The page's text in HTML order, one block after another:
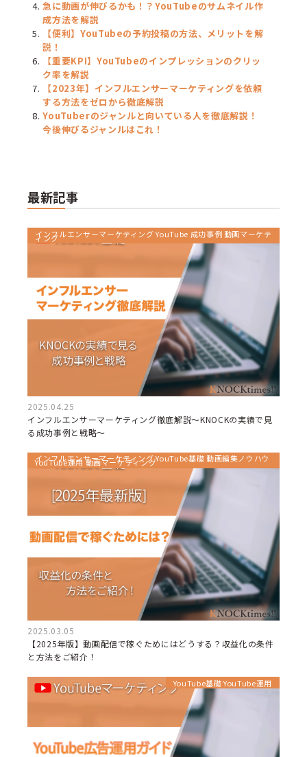
急に動画が伸びるかも！？YouTubeのサムネイル作
成方法を解説
【便利】YouTubeの予約投稿の方法、メリットを解
説！
【重要KPI】YouTubeのインプレッションのクリッ
ク率を解説
【2023年】インフルエンサーマーケティングを依頼
する方法をゼロから徹底解説
YouTuberのジャンルと向いている人を徹底解説！
今後伸びるジャンルはこれ！
最新記事
インフルエンサーマーケティング YouTube 成功事例 動画マーケテ
ィング
2025.04.25
インフルエンサーマーケティング徹底解説～KNOCKの実績で見
る成功事例と戦略～
インフルエンサーマーケティング YouTube基礎 動画編集ノウハウ
YouTube運用 動画マーケティング
2025.03.05
【2025年版】動画配信で稼ぐためにはどうする？収益化の条件
と方法をご紹介！
YouTube基礎 YouTube運用